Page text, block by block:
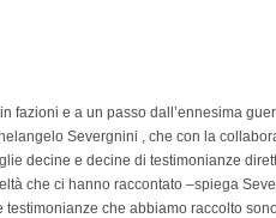
fazioni e a un passo dall’ennesima
Severgnini , che con la
decine e decine di testimonianze
che ci hanno raccontato –spiega
che abbiamo raccolto